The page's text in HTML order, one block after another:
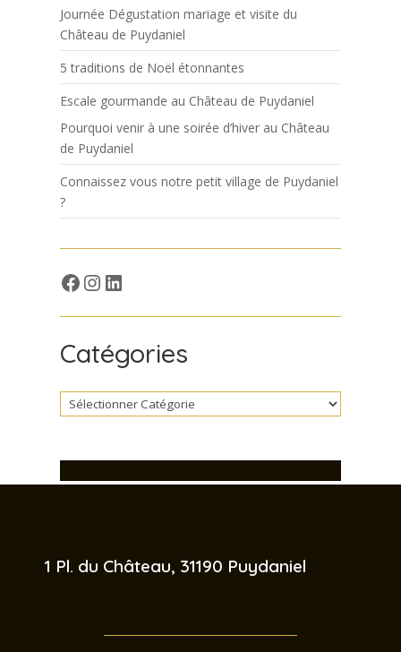
Journée Dégustation mariage et visite du
Château de Puydaniel
5 traditions de Noël étonnantes
Escale gourmande au Château de Puydaniel
Pourquoi venir à une soirée d’hiver au Château
de Puydaniel
Connaissez vous notre petit village de Puydaniel
?
Facebook
InstaLinkedIn
Catégories
1 Pl. du Château, 31190 Puydaniel